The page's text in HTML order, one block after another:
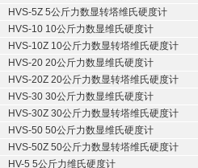
HVS-5Z 5公斤力数显转塔维氏硬度计
HVS-10 10公斤力数显维氏硬度计
HVS-10Z 10公斤力数显转塔维氏硬度计
HVS-20 20公斤力数显维氏硬度计
HVS-20Z 20公斤力数显转塔维氏硬度计
HVS-30 30公斤力数显维氏硬度计
HVS-30Z 30公斤力数显转塔维氏硬度计
HVS-50 50公斤力数显维氏硬度计
HVS-50Z 50公斤力数显转塔维氏硬度计
HV-5 5公斤力维氏硬度计